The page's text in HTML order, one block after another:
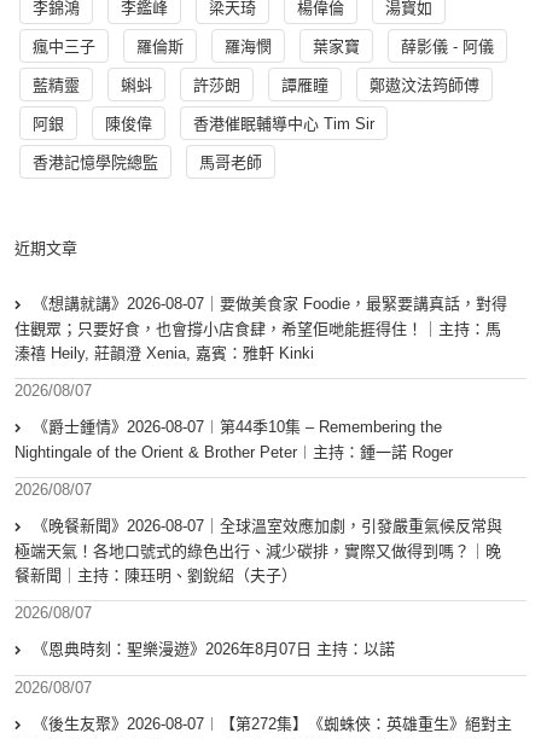
李錦鴻 李鑑峰 梁天琦 楊偉倫 湯寳如
瘋中三子 羅倫斯 羅海憫 葉家寶 薛影儀 - 阿儀
藍精靈 蝌蚪 許莎朗 譚雁瞳 鄭遨汶法筠師傅
阿銀 陳俊偉 香港催眠輔導中心 Tim Sir
香港記憶學院總監 馬哥老師
近期文章
《想講就講》2026-08-07｜要做美食家 Foodie，最緊要講真話，對得
住觀眾；只要好食，也會撐小店食肆，希望佢哋能捱得住！｜主持：馬
溱禧 Heily, 莊韻澄 Xenia, 嘉賓：雅軒 Kinki
2026/08/07
《爵士鍾情》2026-08-07︱第44季10集 – Remembering the
Nightingale of the Orient & Brother Peter︱主持：鍾一諾 Roger
2026/08/07
《晚餐新聞》2026-08-07｜全球溫室效應加劇，引發嚴重氣候反常與
極端天氣！各地口號式的綠色出行、減少碳排，實際又做得到嗎？｜晚
餐新聞｜主持：陳珏明、劉銳紹（夫子）
2026/08/07
《恩典時刻：聖樂漫遊》2026年8月07日 主持：以諾
2026/08/07
《後生友聚》2026-08-07︱【第272集】《蜘蛛俠：英雄重生》絕對主